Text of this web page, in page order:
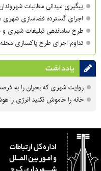
پیگیری میدانی مطالبات شهروندان منطقه ۱ در دستور
اجرای گسترده فضاسازی شهری
طرح ساماندهی تبلیغات شهری و
تداوم اجرای طرح پاکسازی
یادداشت
روایت شهری که بحران را به
خانه را خاموش نکنید انرژی را